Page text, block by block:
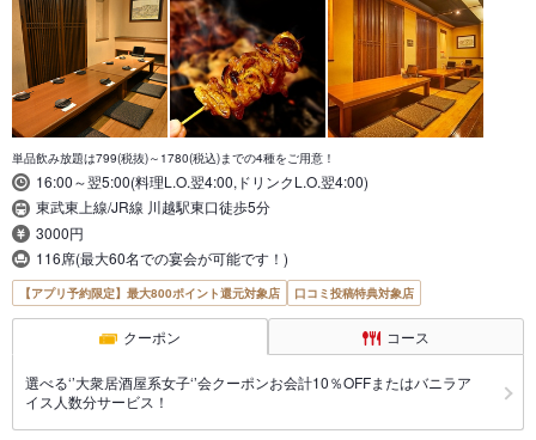
単品飲み放題は799(税抜)～1780(税込)までの4種をご用意！
16:00～翌5:00(料理L.O.翌4:00,ドリンクL.O.翌4:00)
東武東上線/JR線 川越駅東口徒歩5分
3000円
116席(最大60名での宴会が可能です！)
【アプリ予約限定】最大800ポイント還元対象店 口コミ投稿特典対象店
クーポン コース
選べる‘’大衆居酒屋系女子‘’会クーポンお会計10％OFFまたはバニラア
イス人数分サービス！